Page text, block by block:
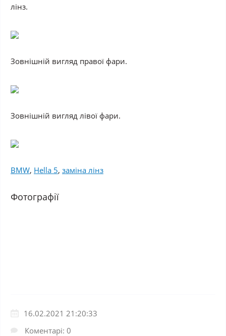
лінз.
Зовнішній вигляд правої фари.
Зовнішній вигляд лівої фари.
BMW, Hella 5, заміна лінз
Фотографії
16.02.2021 21:20:33
Коментарі: 0